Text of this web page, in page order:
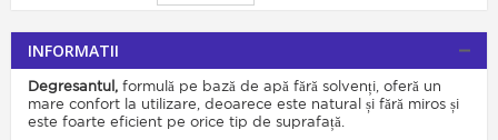
INFORMATII
Degresantul, formulă pe bază de apă fără solvenți, oferă un
mare confort la utilizare, deoarece este natural și fără miros și
este foarte eficient pe orice tip de suprafață.